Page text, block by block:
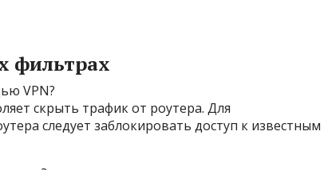
фильтрах
VPN?
скрыть трафик от роутера. Для
следует заблокировать доступ к известным